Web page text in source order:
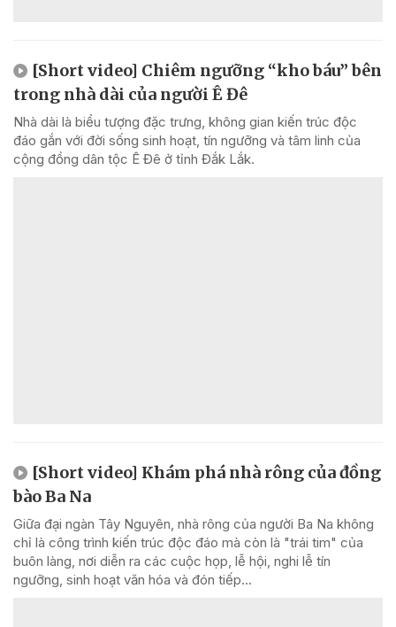
[Short video] Chiêm ngưỡng “kho báu” bên
trong nhà dài của người Ê Đê
Nhà dài là biểu tượng đặc trưng, không gian kiến trúc độc
đáo gắn với đời sống sinh hoạt, tín ngưỡng và tâm linh của
cộng đồng dân tộc Ê Đê ở tỉnh Đắk Lắk.
[Short video] Khám phá nhà rông của đồng
bào Ba Na
Giữa đại ngàn Tây Nguyên, nhà rông của người Ba Na không
chỉ là công trình kiến trúc độc đáo mà còn là "trái tim" của
buôn làng, nơi diễn ra các cuộc họp, lễ hội, nghi lễ tín
ngưỡng, sinh hoạt văn hóa và đón tiếp...